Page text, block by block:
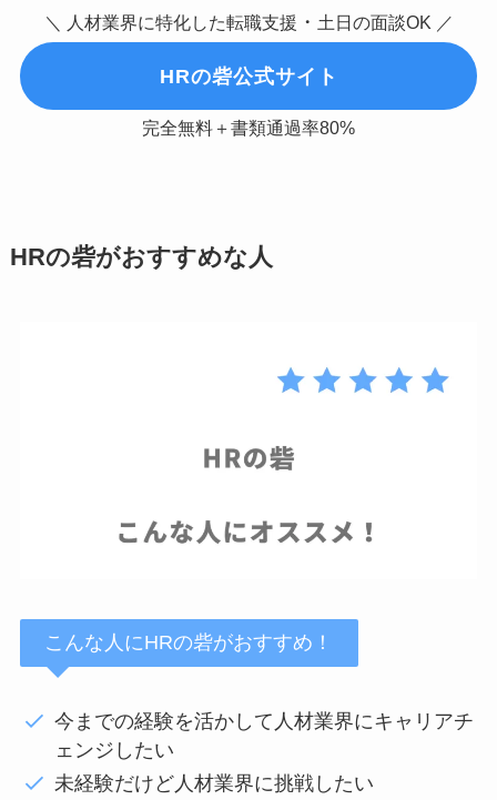
＼ 人材業界に特化した転職支援 ・ 土日の面談OK ／
HRの砦公式サイト
完全無料＋書類通過率80%
HRの砦がおすすめな人
こんな人にHRの砦がおすすめ！
今までの経験を活かして人材業界にキャリアチ
ェンジしたい
未経験だけど人材業界に挑戦したい